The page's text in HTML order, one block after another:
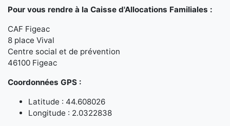
Pour vous rendre à la Caisse d'Allocations Familiales :
CAF Figeac
8 place Vival
Centre social et de prévention
46100 Figeac
Coordonnées GPS :
Latitude : 44.608026
Longitude : 2.0322838